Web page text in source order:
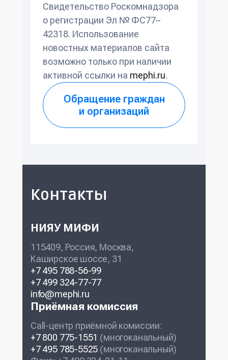
Свидетельство Роскомнадзора
о регистрации Эл № ФС77–
42318. Использование
новостных материалов сайта
возможно только при наличии
активной ссылки на mephi.ru.
Обращение граждан
и организаций
Контакты
НИЯУ МИФИ
115409, Россия, Москва,
Каширское шоссе, 31
+7 495 788-56-99
+7 499 324-77-77
info@mephi.ru
Приёмная комиссия
Call-центр приёмной комиссии:
+7 800 775-1551 (многоканальный)
+7 495 785-5525 (многоканальный)